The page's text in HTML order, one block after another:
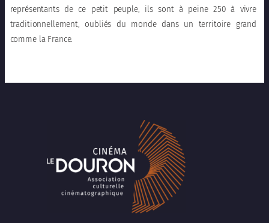
représentants de ce petit peuple, ils sont à peine 250 à vivre
traditionnellement, oubliés du monde dans un territoire grand
comme la France.